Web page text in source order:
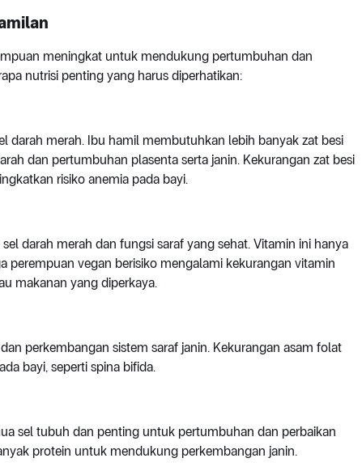
meningkat untuk mendukung pertumbuhan dan
nutrisi penting yang harus diperhatikan:
darah merah. Ibu hamil membutuhkan lebih banyak zat besi
dan pertumbuhan plasenta serta janin. Kekurangan zat besi
risiko anemia pada bayi.
darah merah dan fungsi saraf yang sehat. Vitamin ini hanya
perempuan vegan berisiko mengalami kekurangan vitamin
makanan yang diperkaya.
perkembangan sistem saraf janin. Kekurangan asam folat
bayi, seperti spina bifida.
sel tubuh dan penting untuk pertumbuhan dan perbaikan
protein untuk mendukung perkembangan janin.